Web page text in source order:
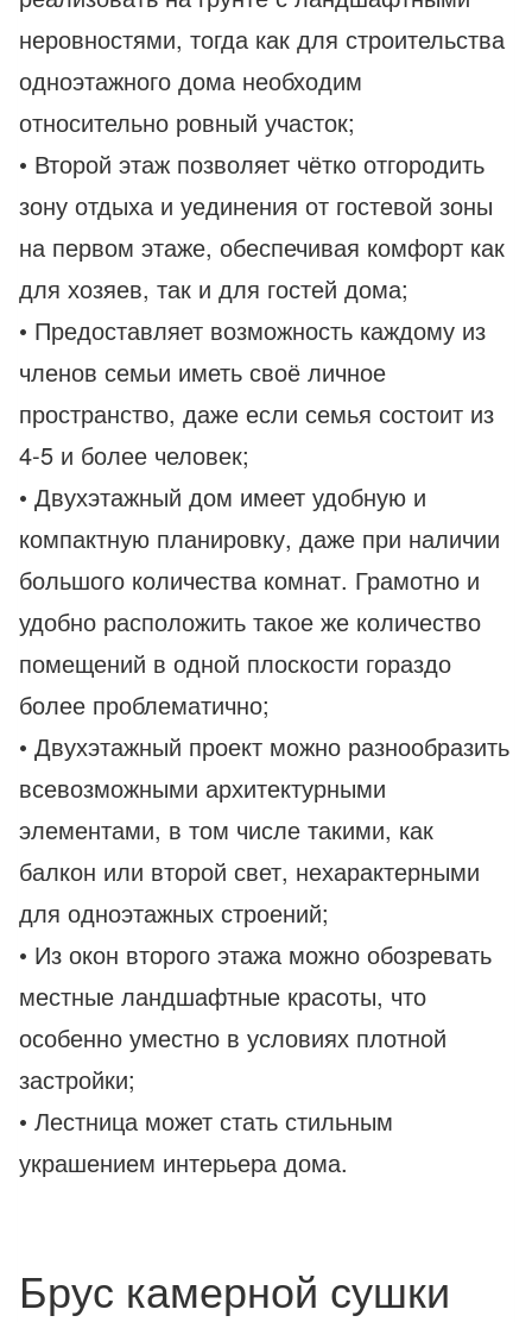
неровностями, тогда как для строительства
одноэтажного дома необходим
относительно ровный участок;
• Второй этаж позволяет чётко отгородить
зону отдыха и уединения от гостевой зоны
на первом этаже, обеспечивая комфорт как
для хозяев, так и для гостей дома;
• Предоставляет возможность каждому из
членов семьи иметь своё личное
пространство, даже если семья состоит из
4-5 и более человек;
• Двухэтажный дом имеет удобную и
компактную планировку, даже при наличии
большого количества комнат. Грамотно и
удобно расположить такое же количество
помещений в одной плоскости гораздо
более проблематично;
• Двухэтажный проект можно разнообразить
всевозможными архитектурными
элементами, в том числе такими, как
балкон или второй свет, нехарактерными
для одноэтажных строений;
• Из окон второго этажа можно обозревать
местные ландшафтные красоты, что
особенно уместно в условиях плотной
застройки;
• Лестница может стать стильным
украшением интерьера дома.
Брус камерной сушки